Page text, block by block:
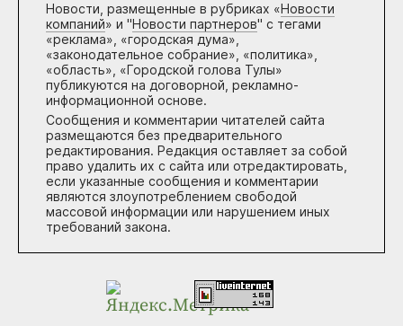
Новости, размещенные в рубриках «Новости
компаний» и "Новости партнеров" с тегами
«реклама», «городская дума»,
«законодательное собрание», «политика»,
«область», «Городской голова Тулы»
публикуются на договорной, рекламно-
информационной основе.
Сообщения и комментарии читателей сайта
размещаются без предварительного
редактирования. Редакция оставляет за собой
право удалить их с сайта или отредактировать,
если указанные сообщения и комментарии
являются злоупотреблением свободой
массовой информации или нарушением иных
требований закона.